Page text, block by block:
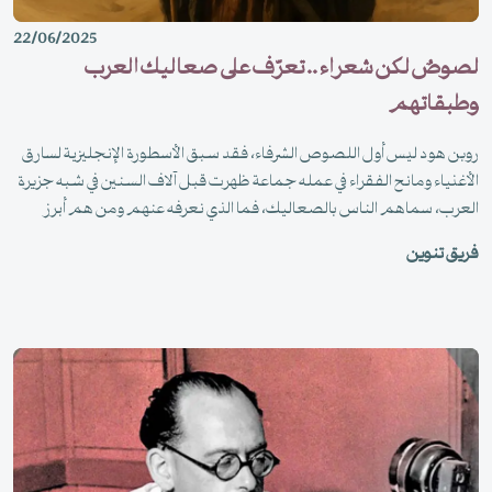
22/06/2025
لصوصٌ لكن شعراء .. تعرّف على صعاليك العرب
وطبقاتهم
روبن هود ليس أول اللصوص الشرفاء، فقد سبق الأسطورة الإنجليزية لسارق
الأغنياء ومانح الفقراء في عمله جماعة ظهرت قبل آلاف السنين في شبه جزيرة
العرب، سماهم الناس بالصعاليك، فما الذي نعرفه عنهم ومن هم أبرز
فريق تنوين